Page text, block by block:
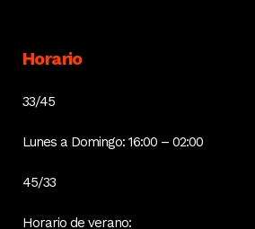
Horario
33/45
Lunes a Domingo: 16:00 – 02:00
45/33
Horario de verano: